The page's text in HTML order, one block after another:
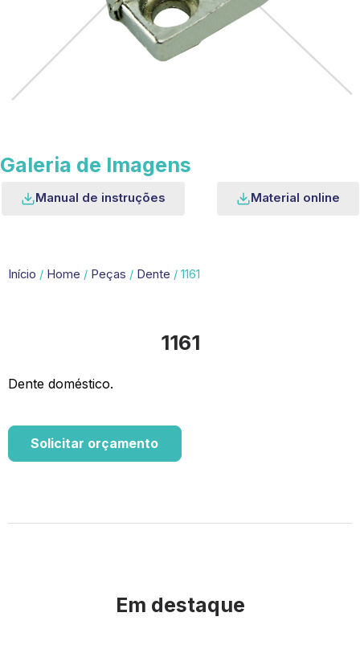
Galeria de Imagens
Manual de instruções Material online
Início / Home / Peças / Dente / 1161
1161
Dente doméstico.
Solicitar orçamento
Em destaque